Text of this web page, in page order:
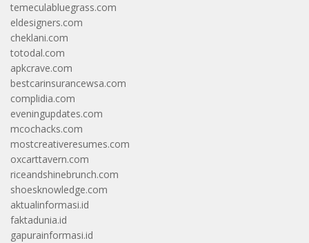
temeculabluegrass.com
eldesigners.com
cheklani.com
totodal.com
apkcrave.com
bestcarinsurancewsa.com
complidia.com
eveningupdates.com
mcochacks.com
mostcreativeresumes.com
oxcarttavern.com
riceandshinebrunch.com
shoesknowledge.com
aktualinformasi.id
faktadunia.id
gapurainformasi.id